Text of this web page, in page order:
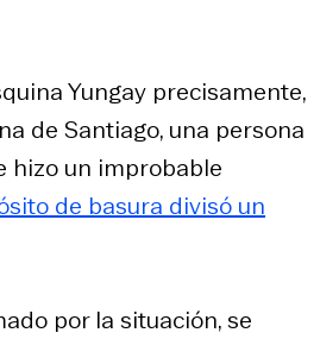
Yungay precisamente,
de Santiago, una persona
hizo un improbable
de basura divisó un
por la situación, se